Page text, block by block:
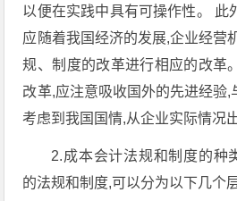
以便在实践中具有可操作性。 此
应随着我国经济的发展,企业经营
规、制度的改革进行相应的改革
改革,应注意吸收国外的先进经验,
考虑到我国国情,从企业实际情况
2.成本会计法规和制度的种
的法规和制度,可以分为以下几个